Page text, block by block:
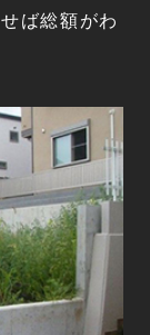
ば総額がわ